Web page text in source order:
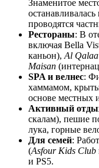
Знаменитое
проводятся
Рестораны: В
включая Bella
каньон), Al Qalaa
Maisan
SPA и велнес:
хаммамом,
основе местных
Активный
скалам), пешие
лука, горные
Для семей:
(Asfour Kids Club
и PS5.